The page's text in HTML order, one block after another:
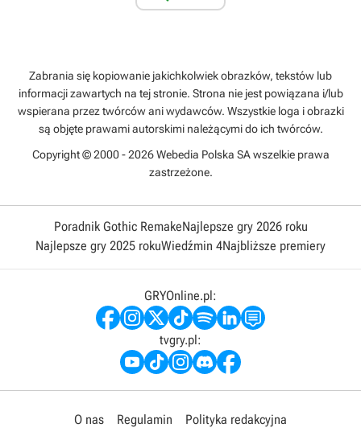
Zabrania się kopiowanie jakichkolwiek obrazków, tekstów lub
informacji zawartych na tej stronie. Strona nie jest powiązana i/lub
wspierana przez twórców ani wydawców. Wszystkie loga i obrazki
są objęte prawami autorskimi należącymi do ich twórców.
Copyright © 2000 - 2026 Webedia Polska SA wszelkie prawa
zastrzeżone.
Poradnik Gothic RemakeNajlepsze gry 2026 roku
Najlepsze gry 2025 rokuWiedźmin 4Najbliższe premiery
GRYOnline.pl:
tvgry.pl:
O nas Regulamin
Polityka redakcyjna